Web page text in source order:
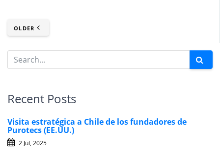
OLDER
Recent Posts
Visita estratégica a Chile de los fundadores de
Purotecs (EE.UU.)
2 Jul, 2025